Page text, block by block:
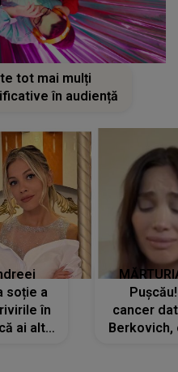
tot mai mulți
în audiență
soție a
în
ai altă
cancer
Berkovich,